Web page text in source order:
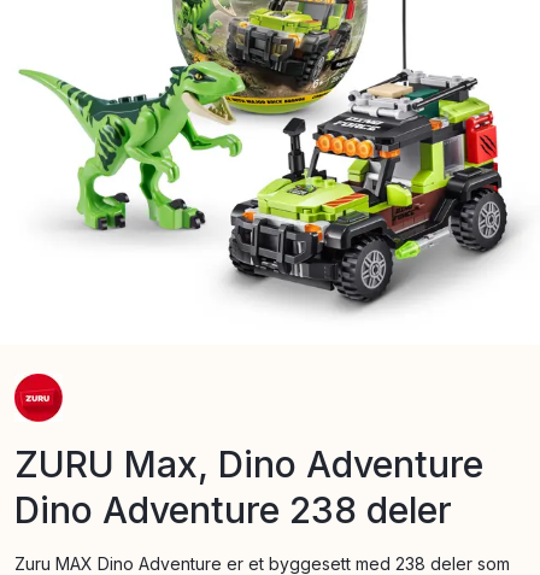
ZURU Max, Dino Adventure
Dino Adventure 238 deler
Zuru MAX Dino Adventure er et byggesett med 238 deler som